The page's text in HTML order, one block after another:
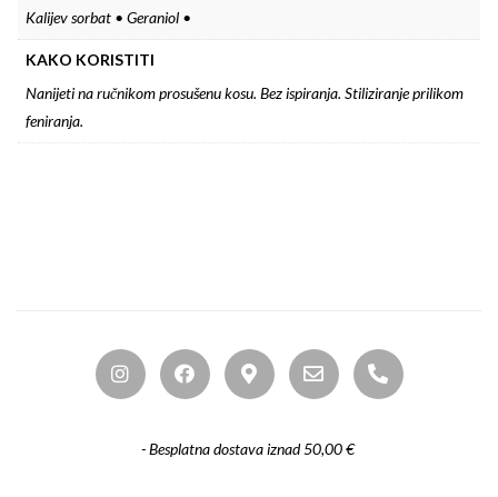
Kalijev sorbat • Geraniol •
KAKO KORISTITI
Nanijeti na ručnikom prosušenu kosu. ​Bez ispiranja. Stiliziranje prilikom
feniranja. ​
- Besplatna dostava iznad 50,00 €